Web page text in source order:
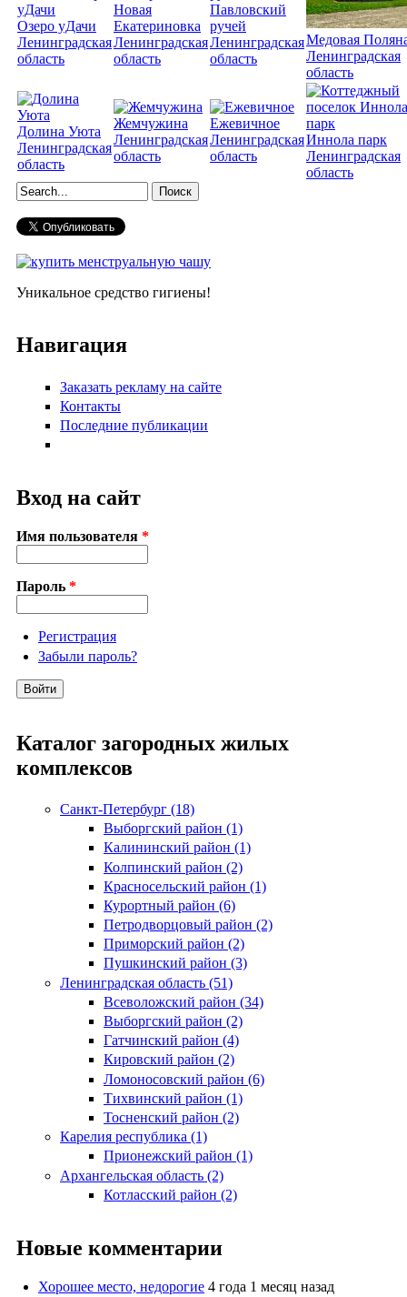
Озеро уДачи
Ленинградская
область
Новая
Екатериновка
Ленинградская
область
Павловский
ручей
Ленинградская
область
Медовая
Ленинградская
область
Долина Уюта
Ленинградская
область
Жемчужина
Ленинградская
область
Ежевичное
Ленинградская
область
Иннола парк
Ленинградская
область
Форма поиска
Уникальное средство гигиены!
Навигация
Заказать рекламу на сайте
Контакты
Последние публикации
Вход на сайт
Имя пользователя *
Пароль *
Регистрация
Забыли пароль?
Каталог загородных жилых
комплексов
Санкт-Петербург (18)
Выборгский район (1)
Калининский район (1)
Колпинский район (2)
Красносельский район (1)
Курортный район (6)
Петродворцовый район (2)
Приморский район (2)
Пушкинский район (3)
Ленинградская область (51)
Всеволожский район (34)
Выборгский район (2)
Гатчинский район (4)
Кировский район (2)
Ломоносовский район (6)
Тихвинский район (1)
Тосненский район (2)
Карелия республика (1)
Прионежский район (1)
Архангельская область (2)
Котласский район (2)
Новые комментарии
Хорошее место, недорогие 4 года 1 месяц назад